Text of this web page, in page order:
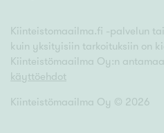
Kiinteistomaailma.fi -palvelun
kuin yksityisiin tarkoituksiin on
Kiinteistömaailma Oy:n
käyttöehdot
Kiinteistömaailma Oy © 2026